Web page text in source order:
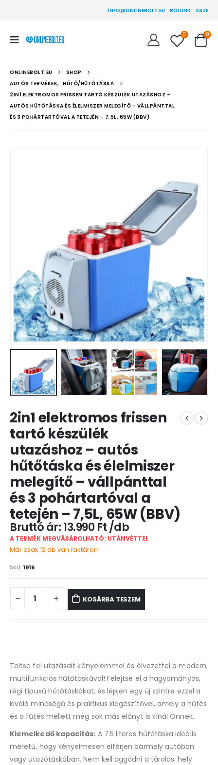
INFO@ONLINEBOLT.EU RÓLUNK ÁSZF
0 0
ONLINEBOLT.EU
SHOP
AUTÓS TERMÉKEK, HŰTŐ/HŰTŐTÁSKA
2IN1 ELEKTROMOS FRISSEN TARTÓ KÉSZÜLÉK UTAZÁSHOZ –
AUTÓS HŰTŐTÁSKA ÉS ÉLELMISZER MELEGÍTŐ – VÁLLPÁNTTAL
ÉS 3 POHÁRTARTÓVAL A TETEJÉN – 7,5L, 65W (BBV)
2in1 elektromos frissen
tartó készülék
utazáshoz – autós
hűtőtáska és élelmiszer
melegítő – vállpánttal
és 3 pohártartóval a
tetején – 7,5L, 65W (BBV)
13.990 Ft
A TERMÉK MEGVÁSÁROLHATÓ: UTÁNVÉTTEL
Már csak 12 db van raktáron!
SKU:1916
KOSÁRBA TESZEM
Töltse fel utazásait kényelemmel és élvezettel a modern,
multifunkciós hűtőtáskával! Felejtse el a hagyományos,
régi típusú hűtőtáskákat, és lépjen egy új szintre ezzel a
kiváló minőségű és praktikus kiegészítővel, amely a hűtés
és a fűtés mellett még sok más előnyt is kínál Önnek.
Kiemelkedő kapacitás: A 7.5 literes hűtőtáska ideális
méretű, hogy kényelmesen elférjen bármely autóban
vagy utazótáskában. Nem kell aggódni a tárolási hely